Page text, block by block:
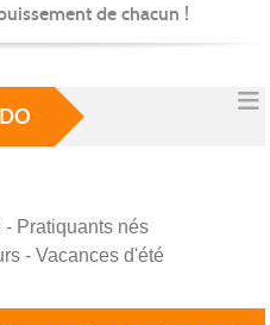
de chacun !
- Pratiquants nés
- Vacances d'été